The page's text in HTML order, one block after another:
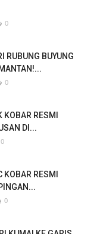
0
RUBUNG BUYUNG
0
KOBAR RESMI
DI...
0
KOBAR RESMI
0